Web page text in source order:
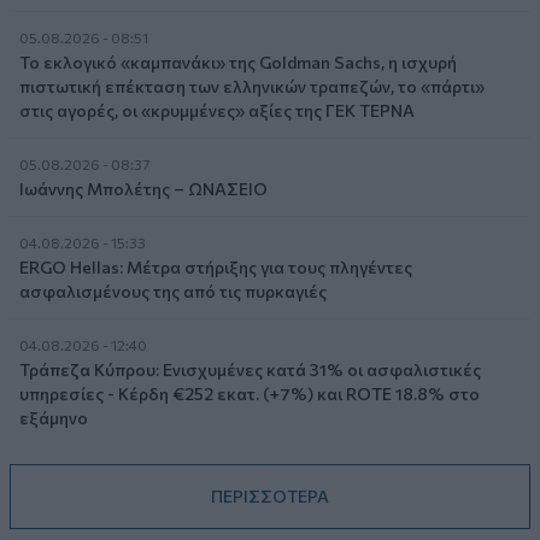
05.08.2026 - 08:51
Το εκλογικό «καμπανάκι» της Goldman Sachs, η ισχυρή
πιστωτική επέκταση των ελληνικών τραπεζών, το «πάρτι»
στις αγορές, οι «κρυμμένες» αξίες της ΓΕΚ ΤΕΡΝΑ
05.08.2026 - 08:37
Ιωάννης Μπολέτης – ΩΝΑΣΕΙΟ
04.08.2026 - 15:33
ERGO Hellas: Μέτρα στήριξης για τους πληγέντες
ασφαλισμένους της από τις πυρκαγιές
04.08.2026 - 12:40
Τράπεζα Κύπρου: Ενισχυμένες κατά 31% οι ασφαλιστικές
υπηρεσίες - Κέρδη €252 εκατ. (+7%) και ROTE 18.8% στο
εξάμηνο
ΠΕΡΙΣΣΟΤΕΡΑ